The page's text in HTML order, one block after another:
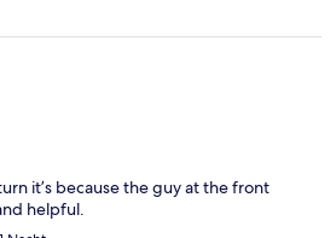
it’s because the guy at the front
helpful.